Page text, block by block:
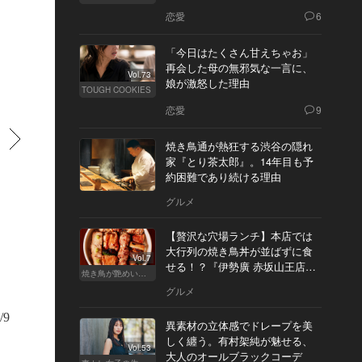
9
恋愛 6
Vol.73
TOUGH COOKIES
「今日はたくさん甘えちゃお」
再会した母の無邪気な一言に、
娘が激怒した理由
恋愛 9
焼き鳥通が熱狂する渋谷の隠れ
家『とり茶太郎』。14年目も予
約困難であり続ける理由
グルメ
Vol.7
焼き鳥が艶めいてきた
【贅沢な穴場ランチ】本店では
大行列の焼き鳥丼が並ばずに食
せる！？『伊勢廣 赤坂山王店』
グルメ
Vol.53
異素材の立体感でドレープを美
しく纏う。有村架純が魅せる、
大人のオールブラックコーデ